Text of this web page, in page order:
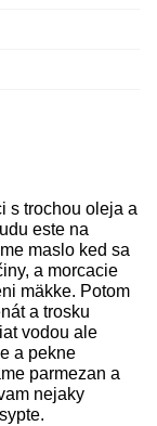
s trochou oleja a
este na
maslo ked sa
a morcacie
mäkke. Potom
a trosku
vodou ale
a pekne
parmezan a
nejaky